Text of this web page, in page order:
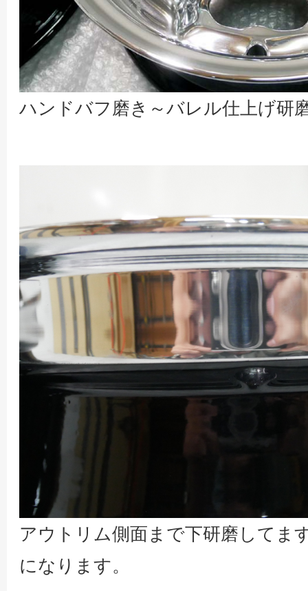
ハンドバフ磨き～バレル仕上げ研
アウトリム側面まで下研磨してま
になります。